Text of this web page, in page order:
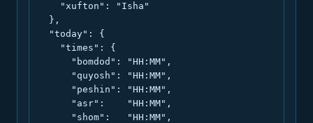
    "xufton": "Isha"
  },
  "today": {
    "times": {
      "bomdod": "HH:MM",
      "quyosh": "HH:MM",
      "peshin": "HH:MM",
      "asr":    "HH:MM",
      "shom":   "HH:MM",